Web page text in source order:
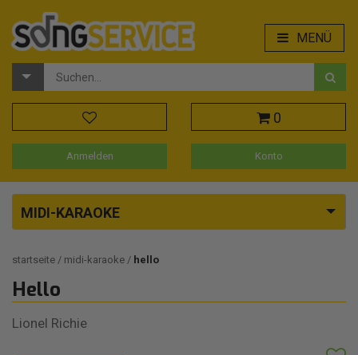
MENÜ
0
Anmelden Konto
MIDI-KARAOKE
startseite midi-karaoke hello
Hello
Lionel Richie